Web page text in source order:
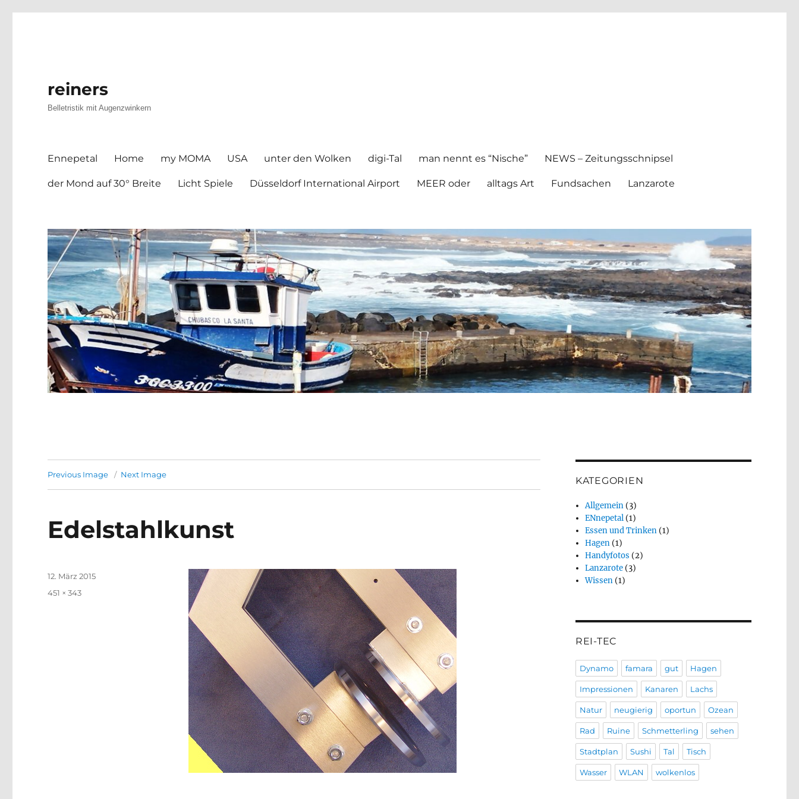
reiners
Belletristik mit Augenzwinkern
Ennepetal Home my MOMA USA unter den Wolken digi-Tal man nennt es “Nische” NEWS – Zeitungsschnipsel
der Mond auf 30° Breite Licht Spiele Düsseldorf International Airport MEER oder alltags Art Fundsachen Lanzarote
Previous Image Next Image
Edelstahlkunst
Posted
12. März 2015
Full
451 × 343
KATEGORIEN
Allgemein (3)
ENnepetal (1)
Essen und Trinken (1)
Hagen (1)
Handyfotos (2)
Lanzarote (3)
Wissen (1)
REI-TEC
Dynamo famara gut Hagen
Impressionen Kanaren Lachs
Natur neugierig oportun Ozean
Rad Ruine Schmetterling sehen
Stadtplan Sushi Tal Tisch
Wasser WLAN wolkenlos